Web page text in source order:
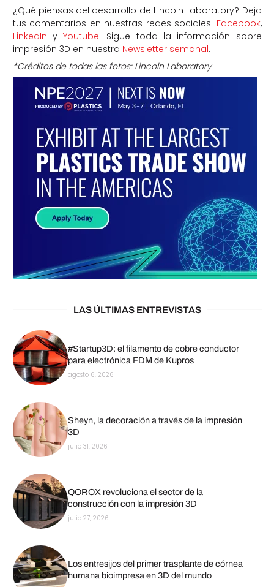
¿Qué piensas del desarrollo de Lincoln Laboratory? Deja
tus comentarios en nuestras redes sociales: Facebook,
LinkedIn yYoutube. Sigue toda la información sobre
impresión 3D en nuestra Newsletter semanal.
*Créditos de todas las fotos: Lincoln Laboratory
LAS ÚLTIMAS ENTREVISTAS
#Startup3D: el filamento de cobre conductor
para electrónica FDM de Kupros
agosto 6, 2026
Sheyn, la decoración a través de la impresión
3D
julio 31, 2026
QOROX revoluciona el sector de la
construcción con la impresión 3D
julio 27, 2026
Los entresijos del primer trasplante de córnea
humana bioimpresa en 3D del mundo